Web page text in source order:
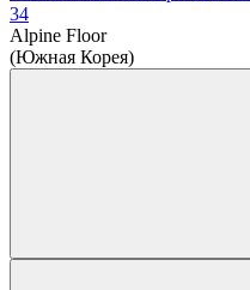
34
Alpine Floor
(Южная Корея)